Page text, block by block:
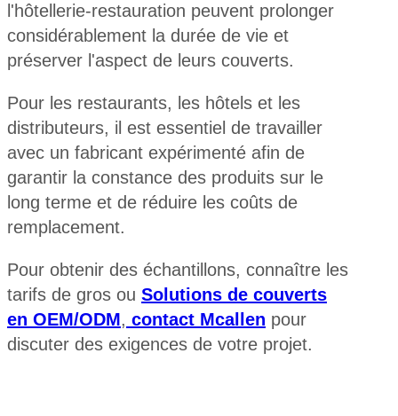
l'hôtellerie-restauration peuvent prolonger
considérablement la durée de vie et
préserver l'aspect de leurs couverts.
Pour les restaurants, les hôtels et les
distributeurs, il est essentiel de travailler
avec un fabricant expérimenté afin de
garantir la constance des produits sur le
long terme et de réduire les coûts de
remplacement.
Pour obtenir des échantillons, connaître les
tarifs de gros ou Solutions de couverts
en OEM/ODM, contact Mcallen pour
discuter des exigences de votre projet.